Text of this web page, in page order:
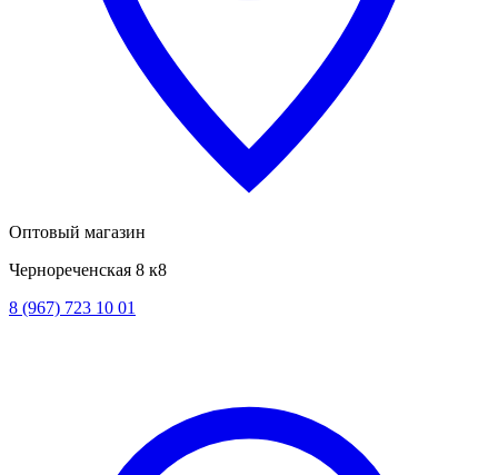
Оптовый магазин
Чернореченская 8 к8
8 (967) 723 10 01